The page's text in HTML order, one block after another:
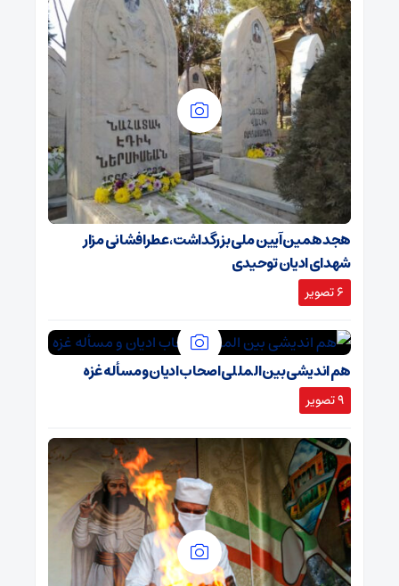
هجدهمین آیین ملی بزرگداشت، عطرافشانی مزار
شهدای ادیان توحیدی
6 تصویر
هم اندیشی بین المللی اصحاب ادیان و مسأله غزه
9 تصویر